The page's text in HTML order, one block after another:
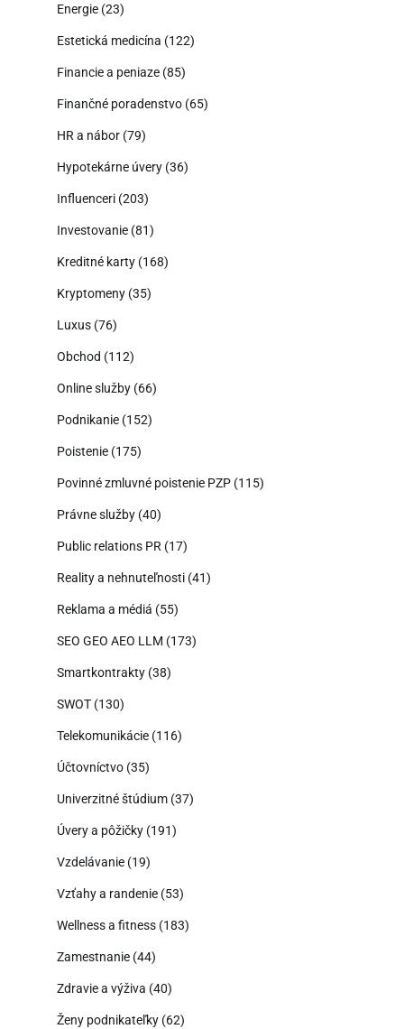
Energie (23)
Estetická medicína (122)
Financie a peniaze (85)
Finančné poradenstvo (65)
HR a nábor (79)
Hypotekárne úvery (36)
Influenceri (203)
Investovanie (81)
Kreditné karty (168)
Kryptomeny (35)
Luxus (76)
Obchod (112)
Online služby (66)
Podnikanie (152)
Poistenie (175)
Povinné zmluvné poistenie PZP (115)
Právne služby (40)
Public relations PR (17)
Reality a nehnuteľnosti (41)
Reklama a médiá (55)
SEO GEO AEO LLM (173)
Smartkontrakty (38)
SWOT (130)
Telekomunikácie (116)
Účtovníctvo (35)
Univerzitné štúdium (37)
Úvery a pôžičky (191)
Vzdelávanie (19)
Vzťahy a randenie (53)
Wellness a fitness (183)
Zamestnanie (44)
Zdravie a výživa (40)
Ženy podnikateľky (62)